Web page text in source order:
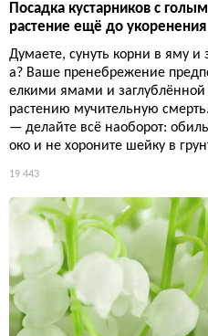
Посадка кустарников с
растение ещё до укоренения
Думаете, сунуть корни в яму
а? Ваше пренебрежение
елкими ямами и заглублённой
растению мучительную
— делайте всё наоборот:
око и не хороните шейку в
19 443